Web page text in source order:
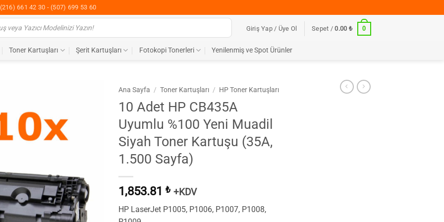
(216) 661 42 30 - (507) 699 53 60
Giriş Yap / Üye Ol Sepet /0.00 ₺ 0
Toner Kartuşları Şerit Kartuşları Fotokopi Tonerleri Yenilenmiş ve Spot Ürünler
Ana Sayfa / Toner Kartuşları / HP Toner Kartuşları
10 Adet HP CB435A
Uyumlu %100 Yeni Muadil
Siyah Toner Kartuşu (35A,
1.500 Sayfa)
1,853.81 ₺ +KDV
HP LaserJet P1005, P1006, P1007, P1008,